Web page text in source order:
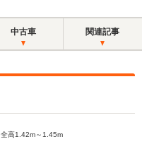
中古車 関連記事
全高1.42m～1.45m